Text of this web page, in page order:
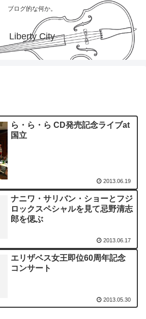
ブログ的な何か。
Liberty City
ら・ら・ら CD発売記念ライブat
国立
2013.06.19
ナニワ・サリバン・ショーとフジ
ロックスペシャルを見て忌野清志
郎を偲ぶ
2013.06.17
エリザベス女王即位60周年記念
コンサート
2013.05.30